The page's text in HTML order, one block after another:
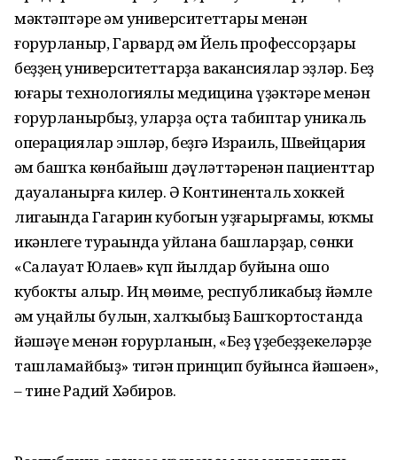
мәктәптәре һәм университеттары менән
ғорурланыр, Гарвард һәм Йель профессорҙары
беҙҙең университеттарҙа вакансиялар эҙләр. Беҙ
юғары технологиялы медицина үҙәктәре менән
ғорурланырбыҙ, уларҙа оҫта табип­тар уникаль
опера­циялар эшләр, беҙгә Израиль, Швей­цария
һәм башҡа көнбайыш дәү­ләт­тәренән па­циенттар
дауа­ла­нырға килер. Ә Континенталь хок­кей
лигаһында Гага­рин кубогын уҙға­рырғамы, юҡмы
икәнлеге тураһында уйлана башларҙар, сөнки
«Салауат Юлаев» күп йылдар буйына ошо
кубокты алыр. Иң мөһиме, республикабыҙ йәмле
һәм уңайлы булһын, халҡыбыҙ Башҡортостанда
йәшәүе менән ғорурланһын, «Беҙ үҙебеҙҙекеләрҙе
ташламайбыҙ» тигән принцип буйынса йәшәһен»,
– тине Радий Хәбиров.